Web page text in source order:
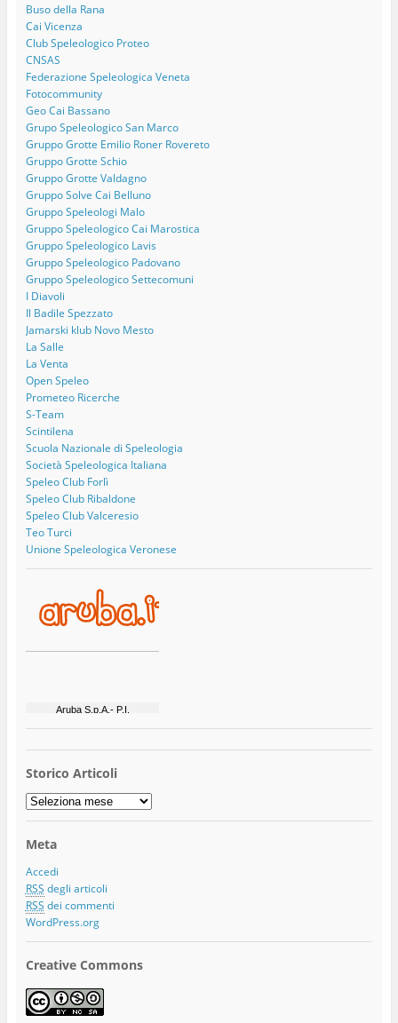
Buso della Rana
Cai Vicenza
Club Speleologico Proteo
CNSAS
Federazione Speleologica Veneta
Fotocommunity
Geo Cai Bassano
Grupo Speleologico San Marco
Gruppo Grotte Emilio Roner Rovereto
Gruppo Grotte Schio
Gruppo Grotte Valdagno
Gruppo Solve Cai Belluno
Gruppo Speleologi Malo
Gruppo Speleologico Cai Marostica
Gruppo Speleologico Lavis
Gruppo Speleologico Padovano
Gruppo Speleologico Settecomuni
I Diavoli
Il Badile Spezzato
Jamarski klub Novo Mesto
La Salle
La Venta
Open Speleo
Prometeo Ricerche
S-Team
Scintilena
Scuola Nazionale di Speleologia
Società Speleologica Italiana
Speleo Club Forlì
Speleo Club Ribaldone
Speleo Club Valceresio
Teo Turci
Unione Speleologica Veronese
Storico Articoli
Storico
Articoli
Meta
Accedi
RSS degli articoli
RSS dei commenti
WordPress.org
Creative Commons